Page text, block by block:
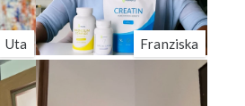
Uta Franziska